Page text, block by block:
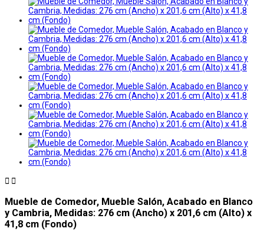
 
Mueble de Comedor, Mueble Salón, Acabado en Blanco
y Cambria, Medidas: 276 cm (Ancho) x 201,6 cm (Alto) x
41,8 cm (Fondo)